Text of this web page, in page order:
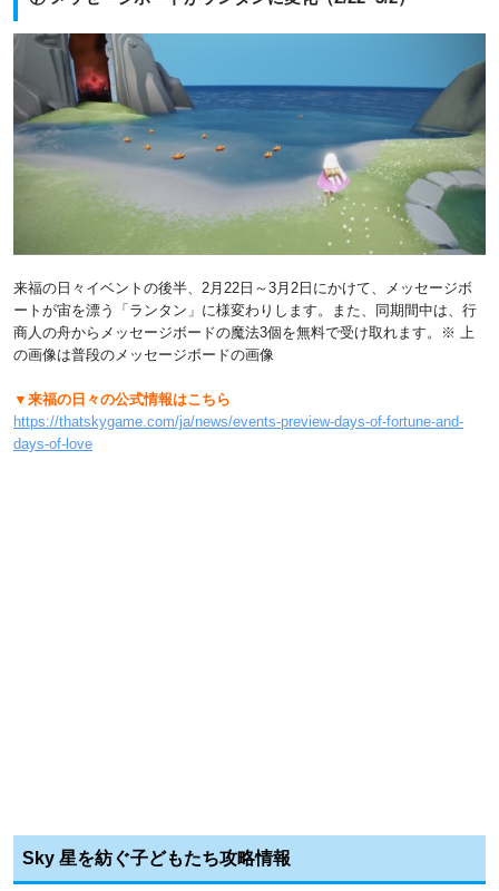
来福の日々イベントの後半、2月22日～3月2日にかけて、メッセージボ
ートが宙を漂う「ランタン」に様変わりします。また、同期間中は、行
商人の舟からメッセージボードの魔法3個を無料で受け取れます。※ 上
の画像は普段のメッセージボードの画像
▼来福の日々の公式情報はこちら
https://thatskygame.com/ja/news/events-preview-days-of-fortune-and-
days-of-love
Sky 星を紡ぐ子どもたち攻略情報